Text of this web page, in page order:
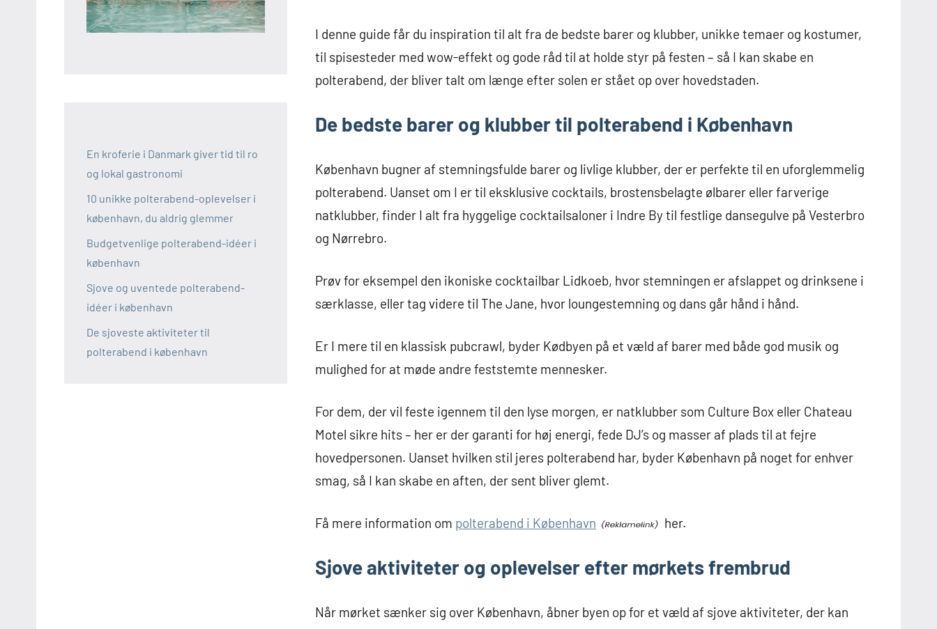
I denne guide får du inspiration til alt fra de bedste barer og klubber, unikke temaer og kostumer,
til spisesteder med wow-effekt og gode råd til at holde styr på festen – så I kan skabe en
polterabend, der bliver talt om længe efter solen er stået op over hovedstaden.
De bedste barer og klubber til polterabend i København
København bugner af stemningsfulde barer og livlige klubber, der er perfekte til en uforglemmelig
polterabend. Uanset om I er til eksklusive cocktails, brostensbelagte ølbarer eller farverige
natklubber, finder I alt fra hyggelige cocktailsaloner i Indre By til festlige dansegulve på Vesterbro
og Nørrebro.
Prøv for eksempel den ikoniske cocktailbar Lidkoeb, hvor stemningen er afslappet og drinksene i
særklasse, eller tag videre til The Jane, hvor loungestemning og dans går hånd i hånd.
Er I mere til en klassisk pubcrawl, byder Kødbyen på et væld af barer med både god musik og
mulighed for at møde andre feststemte mennesker.
For dem, der vil feste igennem til den lyse morgen, er natklubber som Culture Box eller Chateau
Motel sikre hits – her er der garanti for høj energi, fede DJ’s og masser af plads til at fejre
hovedpersonen. Uanset hvilken stil jeres polterabend har, byder København på noget for enhver
smag, så I kan skabe en aften, der sent bliver glemt.
Få mere information om polterabend i København her.
Sjove aktiviteter og oplevelser efter mørkets frembrud
Når mørket sænker sig over København, åbner byen op for et væld af sjove aktiviteter, der kan
En kroferie i Danmark giver tid til ro
og lokal gastronomi
10 unikke polterabend-oplevelser i
københavn, du aldrig glemmer
Budgetvenlige polterabend-idéer i
københavn
Sjove og uventede polterabend-
idéer i københavn
De sjoveste aktiviteter til
polterabend i københavn